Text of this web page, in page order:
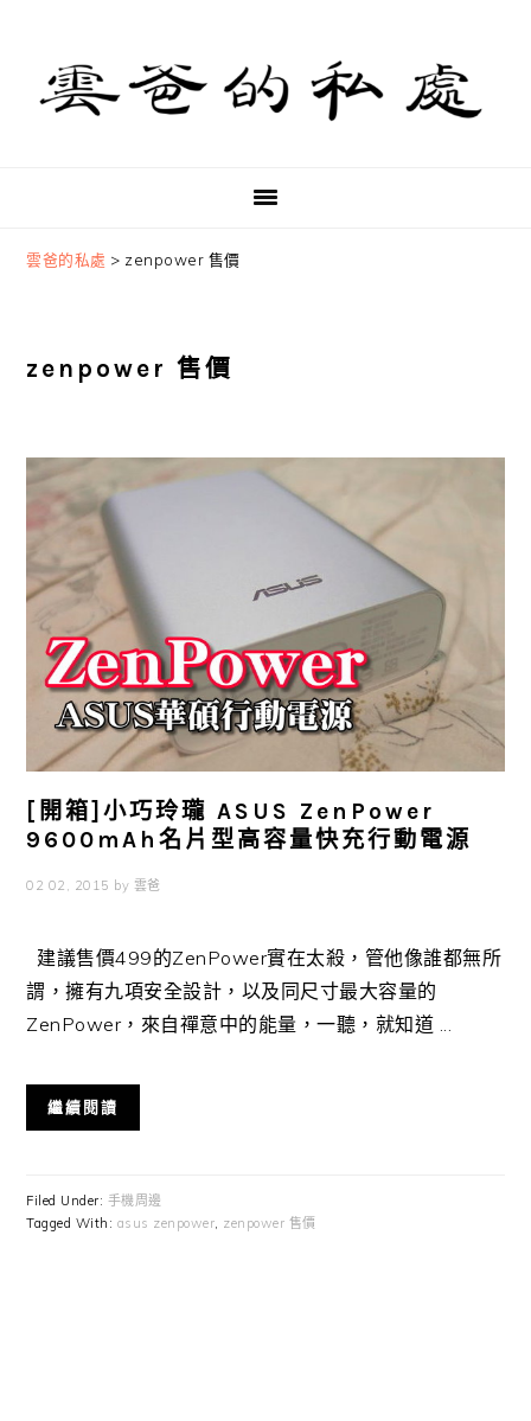
primary
navigation
content
primary
sidebar
雲爸的私處 > zenpower 售價
zenpower 售價
[開箱]小巧玲瓏 ASUS ZenPower
9600mAh名片型高容量快充行動電源
02 02, 2015 by 雲爸
建議售價499的ZenPower實在太殺，管他像誰都無所
謂，擁有九項安全設計，以及同尺寸最大容量的
ZenPower，來自禪意中的能量，一聽，就知道 ...
繼續閱讀
Filed Under: 手機周邊
Tagged With: asus zenpower zenpower 售價